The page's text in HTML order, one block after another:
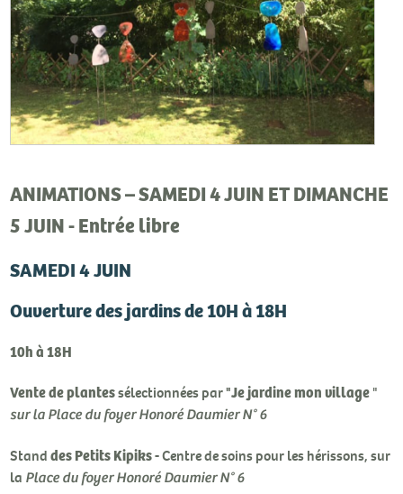
ANIMATIONS – SAMEDI 4 JUIN ET DIMANCHE
5 JUIN - Entrée libre
SAMEDI 4 JUIN
Ouverture des jardins de 10H à 18H
10h à 18H
Vente de plantessélectionnées par"Je jardine mon village"
sur la Place du foyer Honoré Daumier N° 6
Standdes Petits Kipiks- Centre de soins pour les hérissons, sur
la Place du foyer Honoré Daumier N° 6